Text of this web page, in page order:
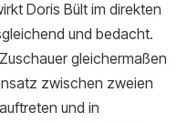
Doris Bült im direkten
und bedacht.
gleichermaßen
zwischen zweien
und in